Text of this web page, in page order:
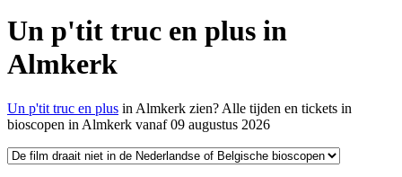
Un p'tit truc en plus in
Almkerk
Un p'tit truc en plus in Almkerk zien? Alle tijden en tickets in
bioscopen in Almkerk vanaf 09 augustus 2026